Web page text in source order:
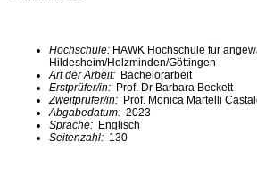
Hochschule: HAWK Hochschule für
Hildesheim/Holzminden/Göttingen
Art der Arbeit: Bachelorarbeit
Erstprüfer/in: Prof. Dr Barbara Beckett
Zweitprüfer/in: Prof. Monica Martelli
Abgabedatum: 2023
Sprache: Englisch
Seitenzahl: 130